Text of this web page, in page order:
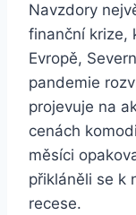
Navzdory
finanční krize,
Evropě,
pandemie
projevuje na
cenách
měsíci
přikláněli se k
recese.